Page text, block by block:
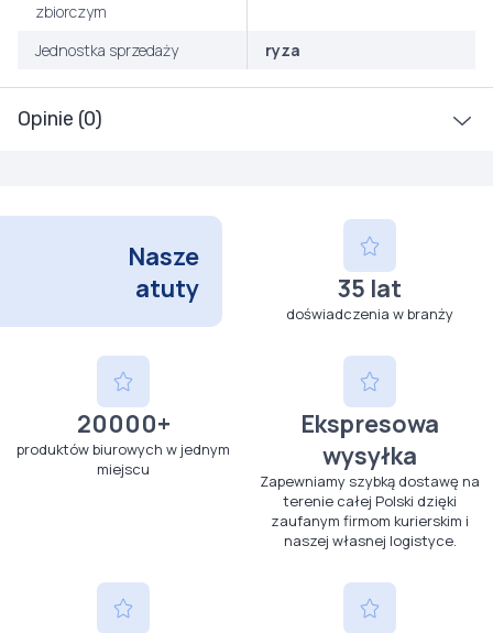
Opinie (0)
zbiorczym
Jednostka sprzedaży ryza
Nasze
atuty
35 lat
doświadczenia w branży
20000+
produktów biurowych w jednym
miejscu
Ekspresowa
wysyłka
Zapewniamy szybką dostawę na
terenie całej Polski dzięki
zaufanym firmom kurierskim i
naszej własnej logistyce.